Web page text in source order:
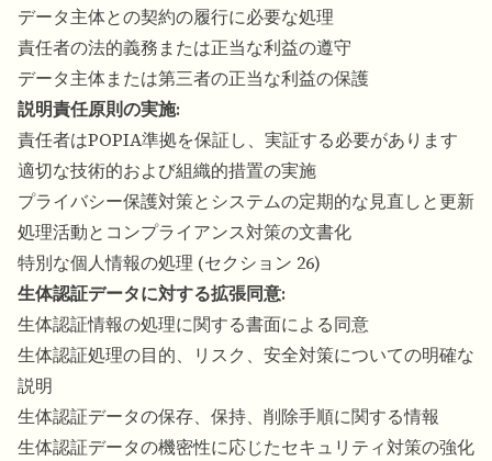
データ主体との契約の履行に必要な処理
責任者の法的義務または正当な利益の遵守
データ主体または第三者の正当な利益の保護
説明責任原則の実施:
責任者はPOPIA準拠を保証し、実証する必要があります
適切な技術的および組織的措置の実施
プライバシー保護対策とシステムの定期的な見直しと更新
処理活動とコンプライアンス対策の文書化
特別な個人情報の処理 (セクション 26)
生体認証データに対する拡張同意:
生体認証情報の処理に関する書面による同意
生体認証処理の目的、リスク、安全対策についての明確な
説明
生体認証データの保存、保持、削除手順に関する情報
生体認証データの機密性に応じたセキュリティ対策の強化